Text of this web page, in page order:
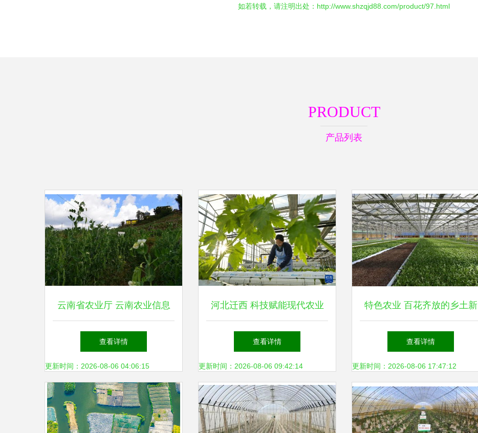
如若转载，请注明出处：http://www.shzqjd88.com/product/97.html
PRODUCT
产品列表
云南省农业厅 云南农业信息
网
查看详情
更新时间：2026-08-06 04:06:15
河北迁西 科技赋能现代农业
绘就乡村振兴新画卷
查看详情
更新时间：2026-08-06 09:42:14
特色农业 百花齐放的乡土新
名片
查看详情
更新时间：2026-08-06 17:47:12